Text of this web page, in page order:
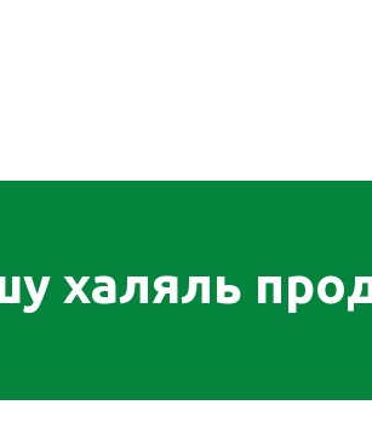
халяль